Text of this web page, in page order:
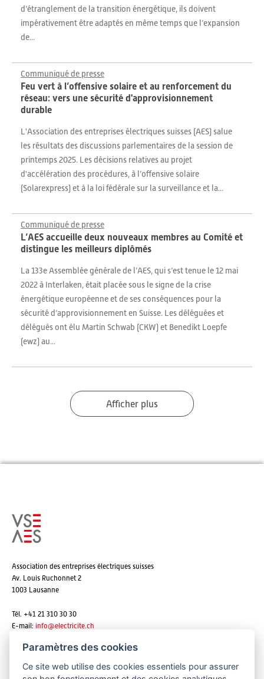
d’étranglement de la transition énergétique, ils doivent
impérativement être adaptés en même temps que l’expansion
de...
Communiqué de presse
Feu vert à l’offensive solaire et au renforcement du
réseau: vers une sécurité d'approvisionnement
durable
L'Association des entreprises électriques suisses (AES) salue
les résultats des discussions parlementaires de la session de
printemps 2025. Les décisions relatives au projet
d'accélération des procédures, à l’offensive solaire
(Solarexpress) et à la loi fédérale sur la surveillance et la...
Communiqué de presse
L’AES accueille deux nouveaux membres au Comité et
distingue les meilleurs diplômés
La 133e Assemblée générale de l’AES, qui s’est tenue le 12 mai
2022 à Interlaken, était placée sous le signe de la crise
énergétique européenne et de ses conséquences pour la
sécurité d’approvisionnement en Suisse. Les déléguées et
délégués ont élu Martin Schwab (CKW) et Benedikt Loepfe
(ewz) au...
Afficher plus
Association des entreprises électriques suisses
Av. Louis Ruchonnet 2
1003 Lausanne
Tél. +41 21 310 30 30
E-mail: info@electricite.ch
S'abonner aux newsletters
Paramètres des cookies
Ce site web utilise des cookies essentiels pour assurer